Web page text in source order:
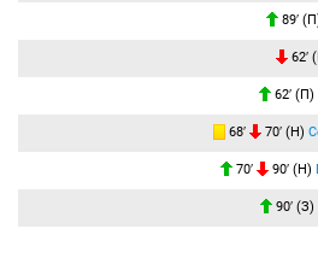
89′
62′
62′ (П)
68′ 70′ (Н)
70′ 90′ (Н)
90′ (З)